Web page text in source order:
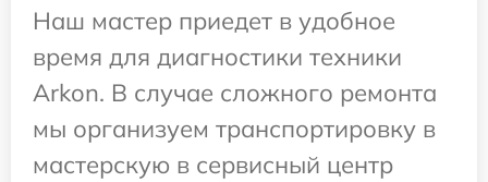
Наш мастер приедет в удобное
время для диагностики техники
Arkon. В случае сложного ремонта
мы организуем транспортировку в
мастерскую в сервисный центр